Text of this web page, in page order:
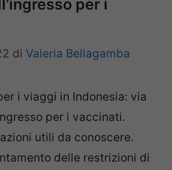
per i
di Valeria Bellagamba
i viaggi in Indonesia: via
per i vaccinati.
utili da conoscere.
delle restrizioni di